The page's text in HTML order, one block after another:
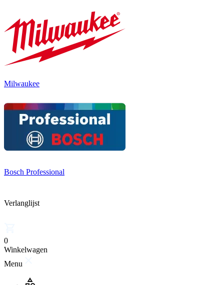
Milwaukee
Bosch Professional
Verlanglijst
0
Winkelwagen
Menu